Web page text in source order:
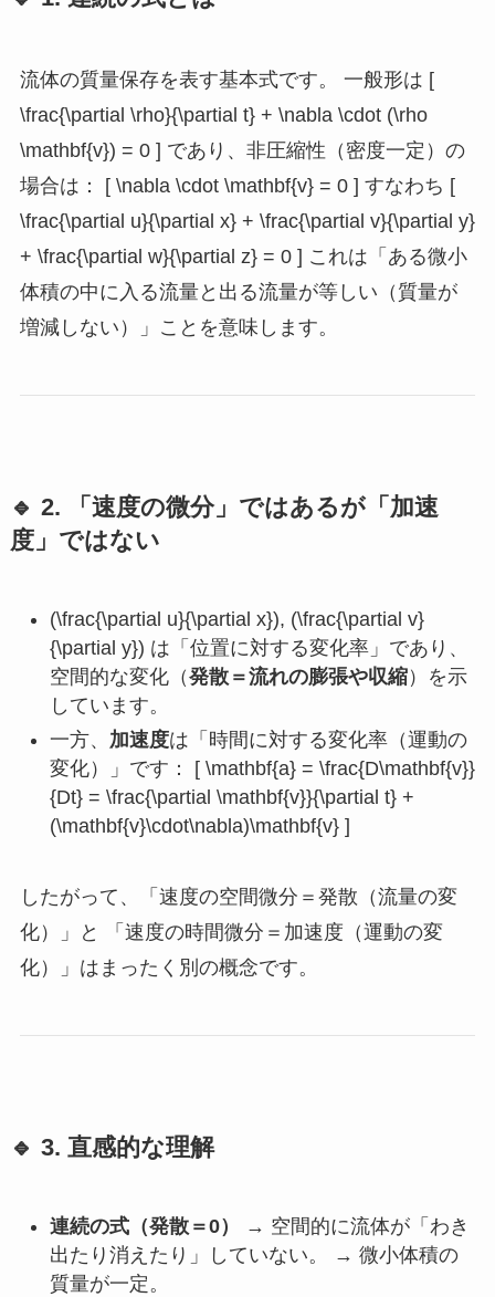
流体の質量保存を表す基本式です。 一般形は [
\frac{\partial \rho}{\partial t} + \nabla \cdot (\rho
\mathbf{v}) = 0 ] であり、非圧縮性（密度一定）の
場合は： [ \nabla \cdot \mathbf{v} = 0 ] すなわち [
\frac{\partial u}{\partial x} + \frac{\partial v}{\partial y}
+ \frac{\partial w}{\partial z} = 0 ] これは「ある微小
体積の中に入る流量と出る流量が等しい（質量が
増減しない）」ことを意味します。
🔹 2. 「速度の微分」ではあるが「加速
度」ではない
(\frac{\partial u}{\partial x}), (\frac{\partial v}
{\partial y}) は「位置に対する変化率」であり、
空間的な変化（発散＝流れの膨張や収縮）を示
しています。
一方、 加速度は「時間に対する変化率（運動の
変化）」です： [ \mathbf{a} = \frac{D\mathbf{v}}
{Dt} = \frac{\partial \mathbf{v}}{\partial t} +
(\mathbf{v}\cdot\nabla)\mathbf{v} ]
したがって、「速度の空間微分＝発散（流量の変
化）」と 「速度の時間微分＝加速度（運動の変
化）」はまったく別の概念です。
🔹 3. 直感的な理解
連続の式（発散＝0）
→ 空間的に流体が「わき
出たり消えたり」していない。 → 微小体積の
質量が一定。